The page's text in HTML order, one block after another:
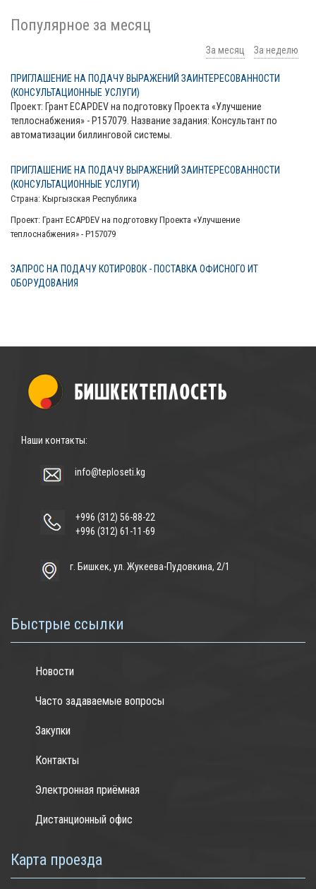
Популярное за месяц
За месяц За неделю
ПРИГЛАШЕНИЕ НА ПОДАЧУ ВЫРАЖЕНИЙ ЗАИНТЕРЕСОВАННОСТИ
(КОНСУЛЬТАЦИОННЫЕ УСЛУГИ)
Проект: Грант ECAPDEV на подготовку Проекта «Улучшение
теплоснабжения» - P157079. Название задания: Консультант по
автоматизации биллинговой системы.
ПРИГЛАШЕНИЕ НА ПОДАЧУ ВЫРАЖЕНИЙ ЗАИНТЕРЕСОВАННОСТИ
(КОНСУЛЬТАЦИОННЫЕ УСЛУГИ)
Страна: Кыргызская Республика
Проект: Грант ECAPDEV на подготовку Проекта «Улучшение
теплоснабжения» - P157079
ЗАПРОС НА ПОДАЧУ КОТИРОВОК - ПОСТАВКА ОФИСНОГО ИТ
ОБОРУДОВАНИЯ
Наши контакты:
info@teploseti.kg
+996 (312) 56-88-22
+996 (312) 61-11-69
г. Бишкек, ул. Жукеева-Пудовкина, 2/1
Быстрые ссылки
Новости
Часто задаваемые вопросы
Закупки
Контакты
Электронная приёмная
Дистанционный офис
Карта проезда